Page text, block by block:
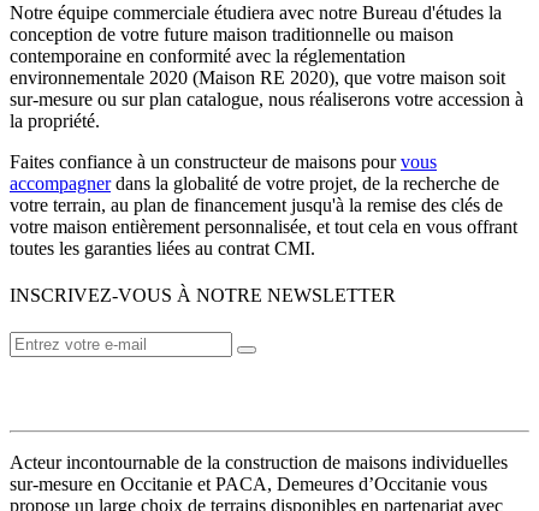
Notre équipe commerciale étudiera avec notre Bureau d'études la
conception de votre future maison traditionnelle ou maison
contemporaine en conformité avec la réglementation
environnementale 2020 (Maison RE 2020), que votre maison soit
sur-mesure ou sur plan catalogue, nous réaliserons votre accession à
la propriété.
Faites confiance à un constructeur de maisons pourvous
accompagnerdans la globalité de votre projet, de la recherche de
votre terrain, au plan de financement jusqu'à la remise des clés de
votre maison entièrement personnalisée, et tout cela en vous offrant
toutes les garanties liées au contrat CMI.
INSCRIVEZ-VOUS À NOTRE NEWSLETTER
Acteur incontournable de la construction de maisons individuelles
sur-mesure en Occitanie et PACA, Demeures d’Occitanie vous
propose un large choix de terrains disponibles en partenariat avec